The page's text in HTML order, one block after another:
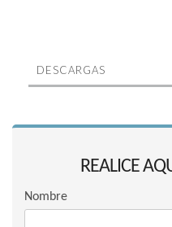
DESCARGAS
REALICE
Nombre